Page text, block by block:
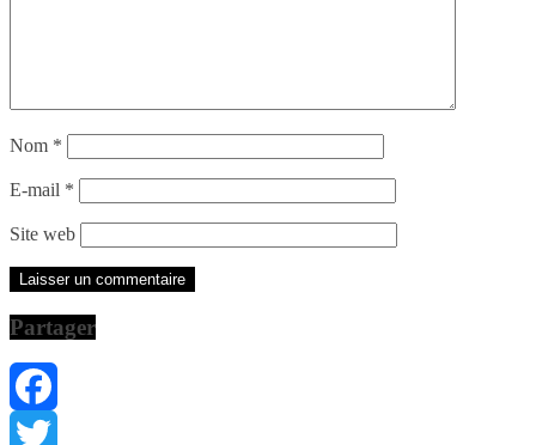
Nom *
E-mail *
Site web
Partager
Facebook